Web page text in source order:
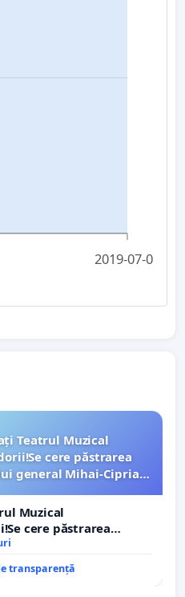
2019-07-08
Teatrul Muzical
cere păstrarea
general Mihai-Ciprian
Muzical
cere păstrarea
general Mihai-Ciprian
transparență